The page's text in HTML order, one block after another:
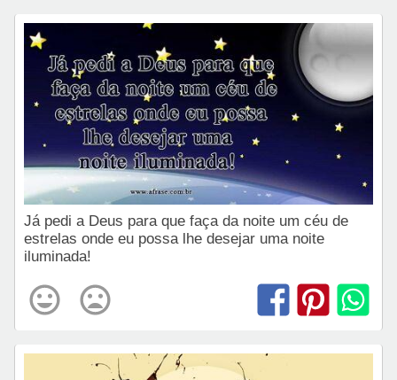
Já pedi a Deus para que faça da noite um céu de
estrelas onde eu possa lhe desejar uma noite
iluminada!